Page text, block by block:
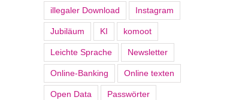
illegaler Download Instagram
Jubiläum KI komoot
Leichte Sprache Newsletter
Online-Banking Online texten
Open Data Passwörter